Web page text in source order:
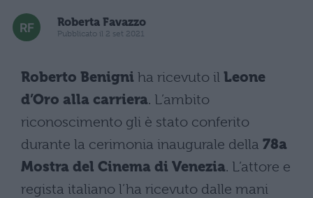
Roberta Favazzo
Pubblicato il 2 set 2021
Roberto Benigni ha ricevuto il Leone
d’Oro alla carriera. L’ambito
riconoscimento gli è stato conferito
durante la cerimonia inaugurale della 78a
Mostra del Cinema di Venezia. L’attore e
regista italiano l’ha ricevuto dalle mani